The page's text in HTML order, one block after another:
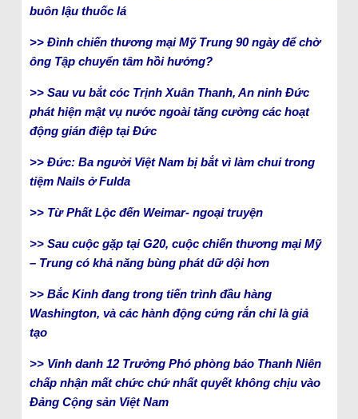
buôn lậu thuốc lá
>> Đình chiến thương mại Mỹ Trung 90 ngày để chờ
ông Tập chuyển tâm hồi hướng?
>> Sau vu bắt cóc Trịnh Xuân Thanh, An ninh Đức
phát hiện mật vụ nước ngoài tăng cường các hoạt
động gián điệp tại Đức
>> Đức: Ba người Việt Nam bị bắt vì làm chui trong
tiệm Nails ở Fulda
>> Từ Phất Lộc đến Weimar- ngoại truyện
>> Sau cuộc gặp tại G20, cuộc chiến thương mại Mỹ
– Trung có khả năng bùng phát dữ dội hơn
>> Bắc Kinh đang trong tiến trình đầu hàng
Washington, và các hành động cứng rắn chỉ là giả
tạo
>> Vinh danh 12 Trưởng Phó phòng báo Thanh Niên
chấp nhận mất chức chứ nhất quyết không chịu vào
Đảng Cộng sản Việt Nam